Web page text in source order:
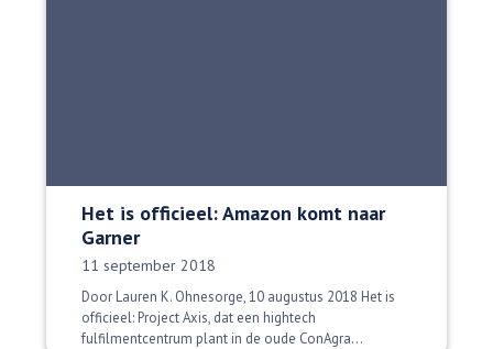
Het is officieel: Amazon komt naar
Garner
Datum gepubliceerd:
11 september 2018
Door Lauren K. Ohnesorge, 10 augustus 2018 Het is
officieel: Project Axis, dat een hightech
fulfilmentcentrum plant in de oude ConAgra...